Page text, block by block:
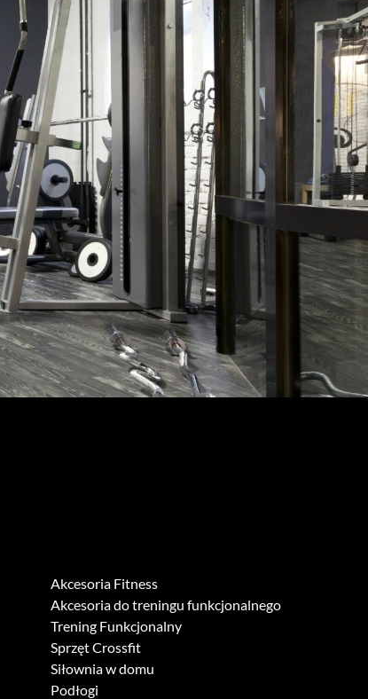
Akcesoria Fitness
Akcesoria do treningu funkcjonalnego
Trening Funkcjonalny
Sprzęt Crossfit
Siłownia w domu
Podłogi